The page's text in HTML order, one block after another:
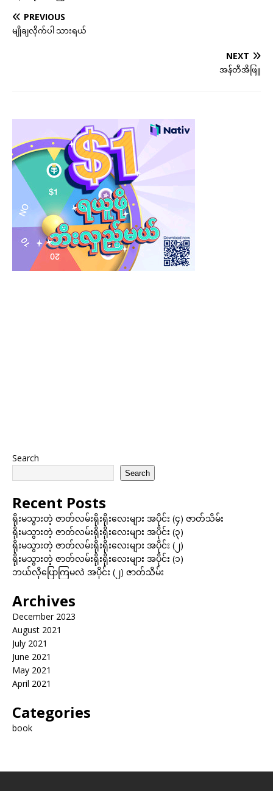
PREVIOUS
မျိုချလိုက်ပါ သားရယ်
NEXT
အန်တီအိဖြူ
Search
Search
Recent Posts
ရိုးမသွားတဲ့ ဇာတ်လမ်းရိုးရိုးလေးများ အပိုင်း (၄) ဇာတ်သိမ်း
ရိုးမသွားတဲ့ ဇာတ်လမ်းရိုးရိုးလေးများ အပိုင်း (၃)
ရိုးမသွားတဲ့ ဇာတ်လမ်းရိုးရိုးလေးများ အပိုင်း (၂)
ရိုးမသွားတဲ့ ဇာတ်လမ်းရိုးရိုးလေးများ အပိုင်း (၁)
ဘယ်လိုပြောကြမလဲ အပိုင်း (၂) ဇာတ်သိမ်း
Archives
December 2023
August 2021
July 2021
June 2021
May 2021
April 2021
Categories
book